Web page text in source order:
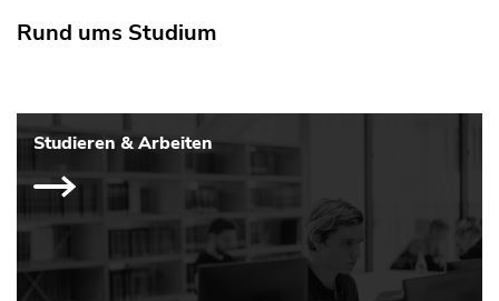
Rund ums Studium
Studieren & Arbeiten